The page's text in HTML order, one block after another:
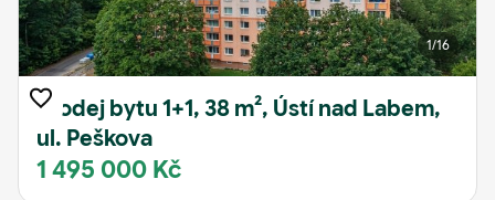
1/16
Prodej bytu 1+1, 38 m², Ústí nad Labem,
ul. Peškova
1 495 000 Kč